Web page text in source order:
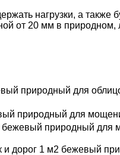
нагрузки, а также
от 20 мм в природном,
природный для
природный для
бежевый природный для
дорог 1 м2 бежевый